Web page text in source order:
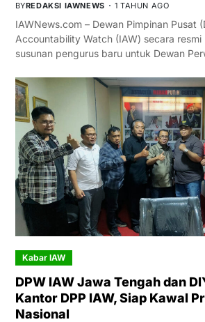
BYREDAKSI IAWNEWS 1 TAHUN AGO
IAWNews.com – Dewan Pimpinan Pusat
Accountability Watch (IAW) secara resmi
susunan pengurus baru untuk Dewan
Kabar IAW
DPW IAW Jawa Tengah dan
Kantor DPP IAW, Siap Kawal
Nasional